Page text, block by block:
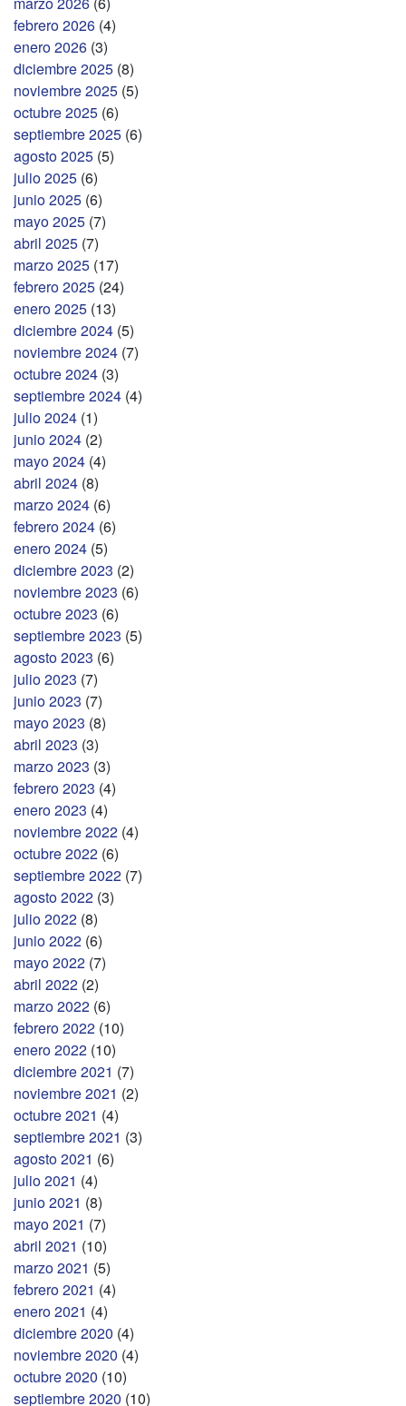
febrero 2026 (4)
enero 2026 (3)
diciembre 2025 (8)
noviembre 2025 (5)
octubre 2025 (6)
septiembre 2025 (6)
agosto 2025 (5)
julio 2025 (6)
junio 2025 (6)
mayo 2025 (7)
abril 2025 (7)
marzo 2025 (17)
febrero 2025 (24)
enero 2025 (13)
diciembre 2024 (5)
noviembre 2024 (7)
octubre 2024 (3)
septiembre 2024 (4)
julio 2024 (1)
junio 2024 (2)
mayo 2024 (4)
abril 2024 (8)
marzo 2024 (6)
febrero 2024 (6)
enero 2024 (5)
diciembre 2023 (2)
noviembre 2023 (6)
octubre 2023 (6)
septiembre 2023 (5)
agosto 2023 (6)
julio 2023 (7)
junio 2023 (7)
mayo 2023 (8)
abril 2023 (3)
marzo 2023 (3)
febrero 2023 (4)
enero 2023 (4)
noviembre 2022 (4)
octubre 2022 (6)
septiembre 2022 (7)
agosto 2022 (3)
julio 2022 (8)
junio 2022 (6)
mayo 2022 (7)
abril 2022 (2)
marzo 2022 (6)
febrero 2022 (10)
enero 2022 (10)
diciembre 2021 (7)
noviembre 2021 (2)
octubre 2021 (4)
septiembre 2021 (3)
agosto 2021 (6)
julio 2021 (4)
junio 2021 (8)
mayo 2021 (7)
abril 2021 (10)
marzo 2021 (5)
febrero 2021 (4)
enero 2021 (4)
diciembre 2020 (4)
noviembre 2020 (4)
octubre 2020 (10)
septiembre 2020 (10)